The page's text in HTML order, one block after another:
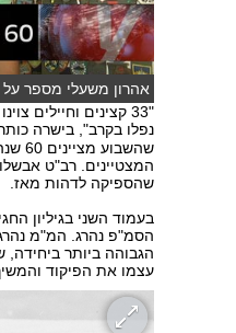
אהרון משעלי מספר על
נפלו בקרב", בישרה
המצטיינים. רב"ט
שהספיקה לדהות מאז.
בעמוד השני בגיליון
הגבוהה ביותר
עצמו את הפיקוד והמשיך